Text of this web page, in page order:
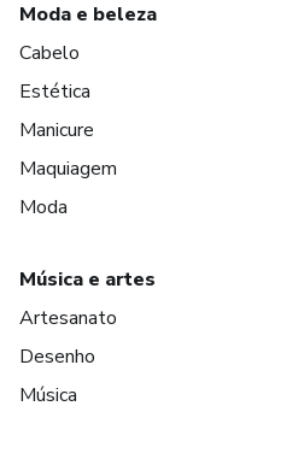
Moda e beleza
Cabelo
Estética
Manicure
Maquiagem
Moda
Música e artes
Artesanato
Desenho
Música